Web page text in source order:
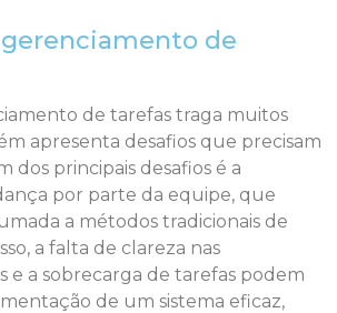
gerenciamento de
de tarefas traga muitos
apresenta desafios que precisam
dos principais desafios é a
por parte da equipe, que
a métodos tradicionais de
a falta de clareza nas
e a sobrecarga de tarefas podem
de um sistema eficaz,